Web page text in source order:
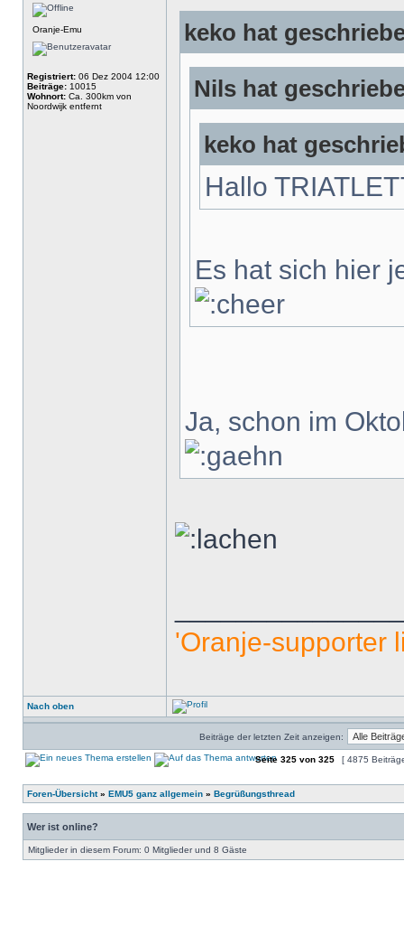
Oranje-Emu
Registriert: 06 Dez 2004 12:00
Beiträge: 10015
Wohnort: Ca. 300km von
Noordwijk entfernt
keko hat
Nils hat
keko hat
Hallo
Es hat sich hier
Ja, schon im
'Oranje-supporter
Nach oben
Beiträge der letzten Zeit anzeigen:
Seite 325 von 325 [ 4875
Foren-Übersicht» EMU5 ganz allgemein » Begrüßungsthread
Wer ist online?
Mitglieder in diesem Forum: 0 Mitglieder und 8 Gäste